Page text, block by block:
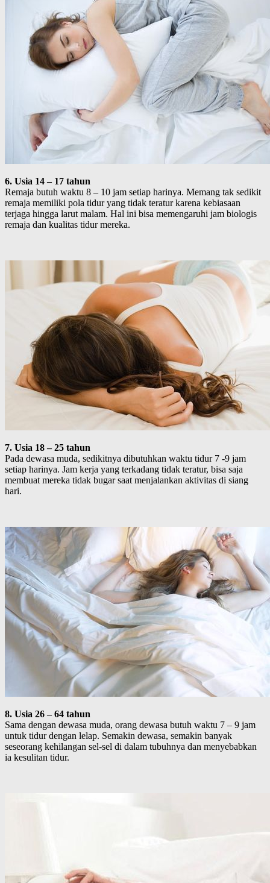
6. Usia 14 – 17 tahun
Remaja butuh waktu 8 – 10 jam setiap harinya. Memang tak sedikit
remaja memiliki pola tidur yang tidak teratur karena kebiasaan
terjaga hingga larut malam. Hal ini bisa memengaruhi jam biologis
remaja dan kualitas tidur mereka.
7. Usia 18 – 25 tahun
Pada dewasa muda, sedikitnya dibutuhkan waktu tidur 7 -9 jam
setiap harinya. Jam kerja yang terkadang tidak teratur, bisa saja
membuat mereka tidak bugar saat menjalankan aktivitas di siang
hari.
8. Usia 26 – 64 tahun
Sama dengan dewasa muda, orang dewasa butuh waktu 7 – 9 jam
untuk tidur dengan lelap. Semakin dewasa, semakin banyak
seseorang kehilangan sel-sel di dalam tubuhnya dan menyebabkan
ia kesulitan tidur.